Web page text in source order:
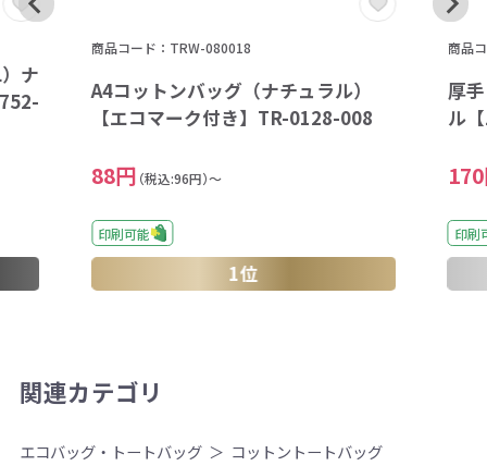
ナ
商品コード：TRW-080018
A4コットンバッグ（ナチュラル）
【エコマーク付き】TR-0128-008
88円 （税込:96円）～
印刷可能
1位
商品
厚
ル
印刷
関連カテゴリ
エコバッグ・トートバッグ コットントートバッグ